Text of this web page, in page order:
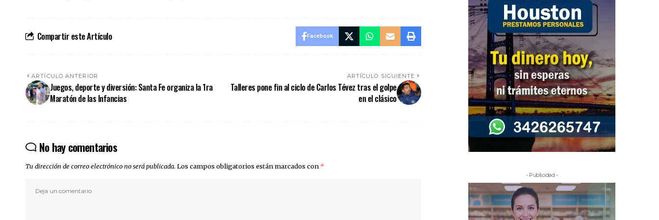
Compartir este Artículo Facebook
ARTÍCULO ANTERIOR
Juegos, deporte y diversión: Santa Fe organiza la 1ra
Maratón de las Infancias
ARTÍCULO SIGUIENTE
Talleres pone fin al ciclo de Carlos Tévez tras el golpe
en el clásico
No hay comentarios
Tu dirección de correo electrónico no será publicada. Los campos obligatorios están marcados con *
- Publicidad -